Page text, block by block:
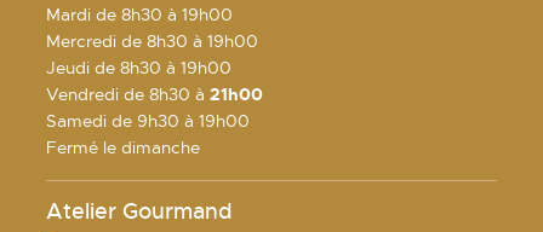
Mardi de 8h30 à 19h00
Mercredi de 8h30 à 19h00
Jeudi de 8h30 à 19h00
Vendredi de 8h30 à 21h00
Samedi de 9h30 à 19h00
Fermé le dimanche
Atelier Gourmand